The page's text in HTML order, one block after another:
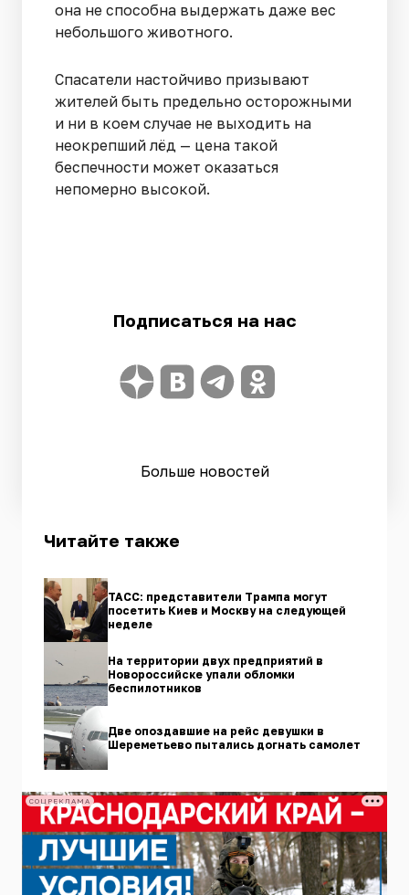
она не способна выдержать даже вес
небольшого животного.
Спасатели настойчиво призывают
жителей быть предельно осторожными
и ни в коем случае не выходить на
неокрепший лёд — цена такой
беспечности может оказаться
непомерно высокой.
Подписаться на нас
Больше новостей
Читайте также
ТАСС: представители Трампа могут
посетить Киев и Москву на следующей
неделе
На территории двух предприятий в
Новороссийске упали обломки
беспилотников
Две опоздавшие на рейс девушки в
Шереметьево пытались догнать самолет
СОЦРЕКЛАМА